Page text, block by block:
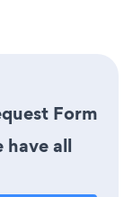
Form
have all